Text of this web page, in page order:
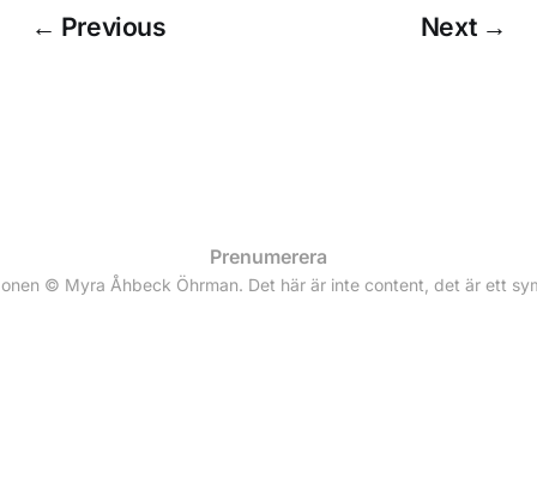
← Previous Next →
Prenumerera
© Myra Åhbeck Öhrman. Det här är inte content, det är ett